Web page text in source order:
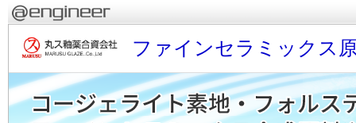
ファインセラミックス